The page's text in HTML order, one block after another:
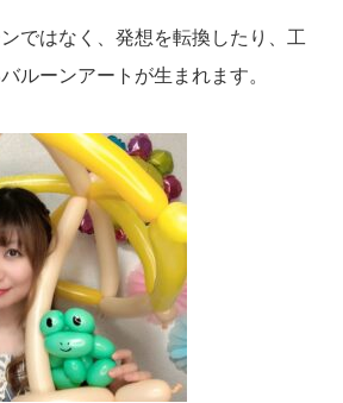
ではなく、発想を転換したり、工
ルーンアートが生まれます。